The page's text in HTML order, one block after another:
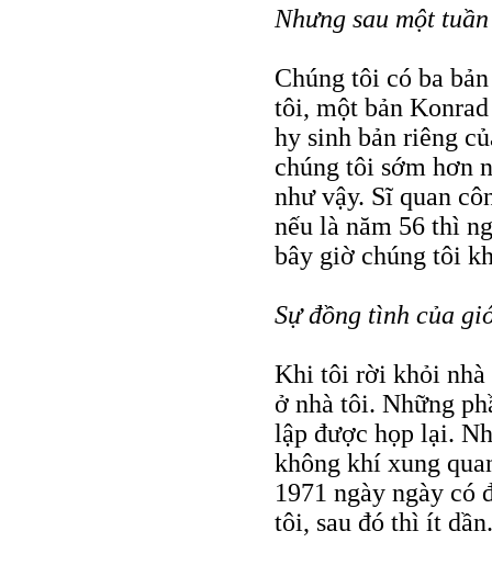
Nhưng sau một
Chúng tôi có ba
tôi, một bản
hy sinh bản riêng
chúng tôi sớm hơn
như vậy. Sĩ quan
nếu là năm 56 thì
bây giờ chúng tôi
Sự đồng tình của
Khi tôi rời khỏi nhà
ở nhà tôi. Những
lập được họp lại.
không khí xung
1971 ngày ngày có
tôi, sau đó thì ít